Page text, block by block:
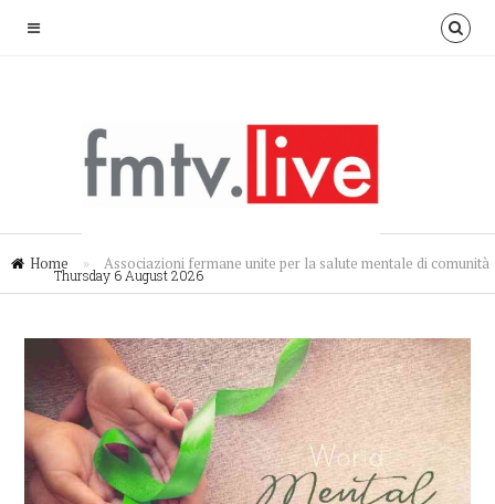
Thursday 6 August 2026
Home » Associazioni fermane unite per la salute mentale di comunità